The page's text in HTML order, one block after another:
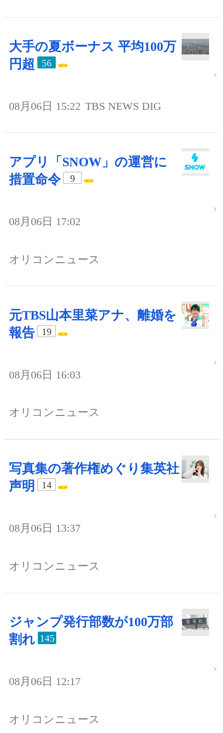
大手の夏ボーナス 平均100万
円超
56
08月06日 15:22 TBS NEWS DIG
アプリ「SNOW」の運営に
措置命令
9
08月06日 17:02
オリコンニュース
元TBS山本里菜アナ、離婚を
報告
19
08月06日 16:03
オリコンニュース
写真集の著作権めぐり集英社
声明
14
08月06日 13:37
オリコンニュース
ジャンプ発行部数が100万部
割れ 145
08月06日 12:17
オリコンニュース